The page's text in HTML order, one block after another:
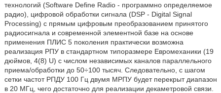
технологий (Software Define Radio - программно определяемое
радио), цифровой обработки сигнала (DSP - Digital Signal
Processing) с прямым цифровым преобразованием принятого
радиосигнала и современной элементной базе на основе
применения ПЛИС 5 поколения практически возможна
реализация РПУ в стандартном типоразмере Евромеханики (19
дюймов, 4(8) U) с числом независимых каналов параллельного
приема/обработки до 50÷100 тысяч. Следовательно, с шагом
сетки частот РПДУ 100 Гц двумя МРПУ будет перекрыт диапазон
в 20 МГц, чего достаточно для реализации декаметровой связи.